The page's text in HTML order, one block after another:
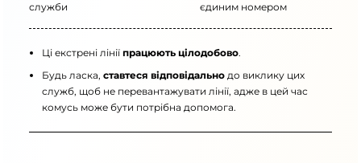
служби
єдиним номером
Ці екстрені лінії працюють цілодобово.
Будь ласка, ставтеся відповідально до виклику цих
служб, щоб не перевантажувати лінії, адже в цей час
комусь може бути потрібна допомога.